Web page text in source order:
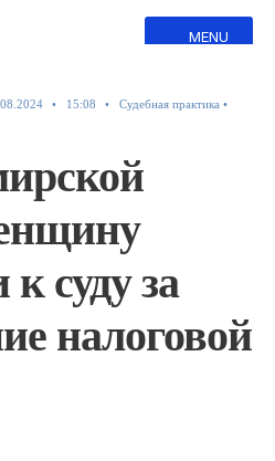
MENU
15:08 Судебная практика
суду за
налоговой